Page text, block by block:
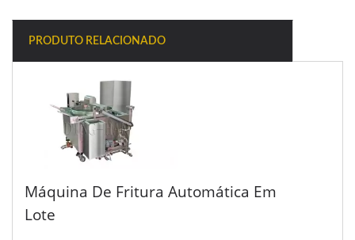
PRODUTO RELACIONADO
Máquina De Fritura Automática Em
Lote